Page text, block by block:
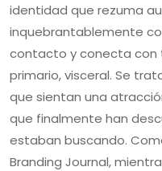
identidad que rezuma
inquebrantablemente
contacto y conecta con
primario, visceral. Se
que sientan una
que finalmente han
estaban buscando.
Branding Journal,